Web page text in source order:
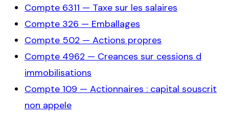
Compte 6311 — Taxe sur les salaires
Compte 326 — Emballages
Compte 502 — Actions propres
Compte 4962 — Creances sur cessions d
immobilisations
Compte 109 — Actionnaires : capital souscrit
non appele